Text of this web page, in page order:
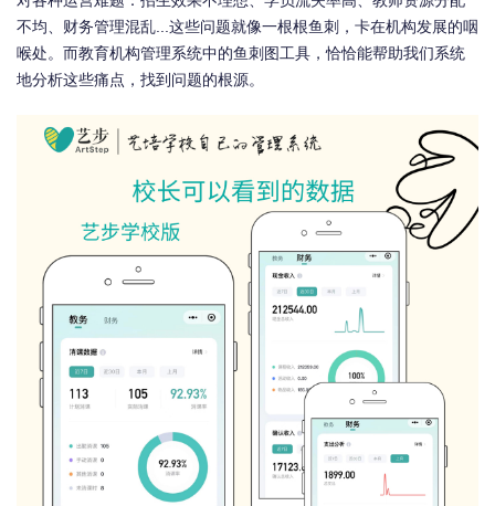
不均、财务管理混乱...这些问题就像一根根鱼刺，卡在机构发展的咽
喉处。而教育机构管理系统中的鱼刺图工具，恰恰能帮助我们系统
地分析这些痛点，找到问题的根源。